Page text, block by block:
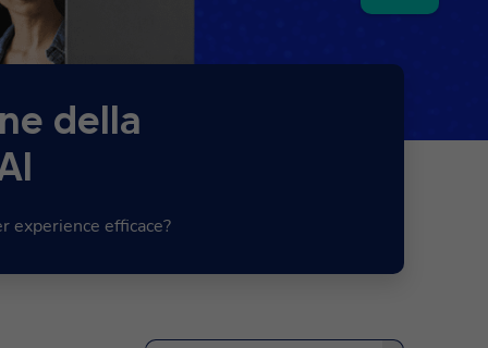
della
experience efficace?